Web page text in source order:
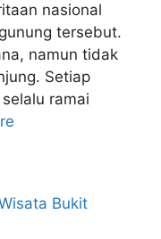
nasional
tersebut.
namun tidak
Setiap
ramai
Bukit